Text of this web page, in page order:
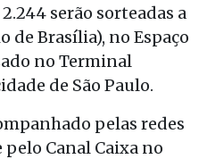
serão sorteadas a
de Brasília), no Espaço
no Terminal
de São Paulo.
pelas redes
pelo Canal Caixa no